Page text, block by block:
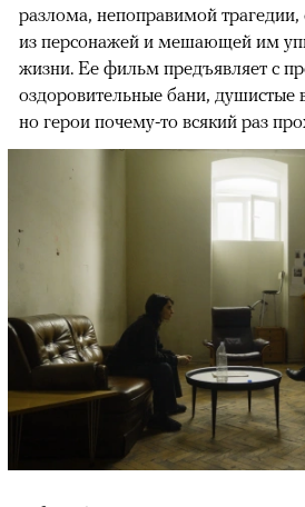
разлома, непоправимой
из персонажей и мешающей им
жизни. Ее фильм предъявляет с
оздоровительные бани, душистые
но герои почему-то всякий раз